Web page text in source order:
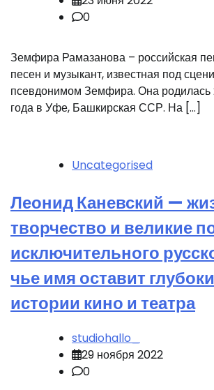
0
Земфира Рамазанова – российская
песен и музыкант, известная под
псевдонимом Земфира. Она родилась
года в Уфе, Башкирская ССР. На […]
Uncategorised
Леонид Каневский —
творчество и великие
исключительного
чье имя оставит
истории кино и театра
studiohallo_
29 ноября 2022
0